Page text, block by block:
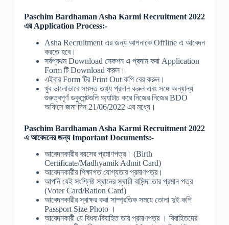
Paschim Bardhaman Asha Karmi Recruitment 2022
এর Application Process:-
Asha Recruitment এর জন্য আপনাকে Offline এ আবেদন
করতে হবে।
সর্বপ্রথম Download সেকশন এ প্রদান করা Application
Form টি Download করুন।
এইবার Form টির Print Out কপি বের করুন।
খুব ভালোভাবে সমস্ত তথ্য প্রদান করুন এবং সঙ্গে অন্যান্য
গুরুত্বপূর্ণ ডকুমেন্টগুলি অ্যাটাচ করে নিজের নিজের BDO
অফিসে জমা দিন 21/06/2022 এর মধ্যে।
Paschim Bardhaman Asha Karmi Recruitment 2022
এ আবেদনের জন্য Important Documents:-
আবেদনকারীর বয়সের প্রমাণপত্র। (Birth
Certificate/Madhyamik Admit Card)
আবেদনকারীর শিক্ষাগত যোগ্যতার প্রমাণপত্র।
আপনি যেই সংশ্লিষ্ট স্থানের স্থায়ী বাসিন্দা তার প্রমান পত্র
(Voter Card/Ration Card)
আবেদনকারীর স্বাক্ষর করা সাম্প্রতিক সময়ে তোলা দুই কপি
Passport Size Photo ।
আবেদনকারী যে বিধবা/বিবাহিত তার প্রমাণপত্র । বিবাহিতদের